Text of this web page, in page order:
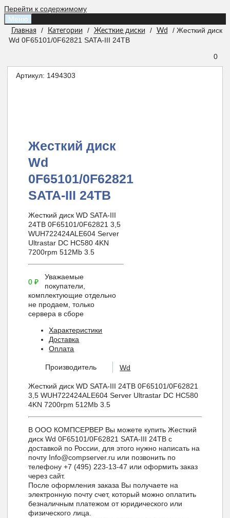
Перейти к содержимому
Меню
Главная / Категории / Жесткие диски / Wd
/ Жесткий диск
Wd 0F65101/0F62821 SATA-III 24TB
0
Артикул: 1494303
Жесткий диск
Wd
0F65101/0F62821
SATA-III 24TB
Жесткий диск WD SATA-III
24TB 0F65101/0F62821 3,5
WUH722424ALE604 Server
Ultrastar DC HC580 4KN
7200rpm 512Mb 3.5
0₽
Уважаемые
покупатели,
комплектующие отдельно
не продаем, только
сервера в сборе
Характеристики
Доставка
Оплата
Производитель Wd
Жесткий диск WD SATA-III 24TB 0F65101/0F62821
3,5 WUH722424ALE604 Server Ultrastar DC HC580
4KN 7200rpm 512Mb 3.5
В ООО КОМПСЕРВЕР Вы можете купить Жесткий
диск Wd 0F65101/0F62821 SATA-III 24TB с
доставкой по России, для этого нужно написать на
почту Info@compserver.ru или позвонить по
телефону +7 (495) 223-13-47 или оформить заказ
через сайт.
После оформления заказа Вы получаете на
электронную почту счет, который можно оплатить
безналичным платежом от юридического или
физического лица.